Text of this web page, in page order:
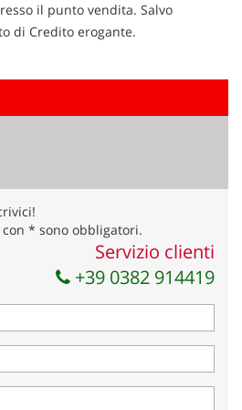
privacy*
dei miei dati per finalità di
la tua richiesta
il punto vendita. Salvo
di Credito erogante.
* sono obbligatori.
Servizio clienti
+39 0382 914419